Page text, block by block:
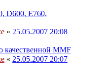
D600, E760,
« 25.05.2007 20:08
качественной MMF
« 25.05.2007 20:07